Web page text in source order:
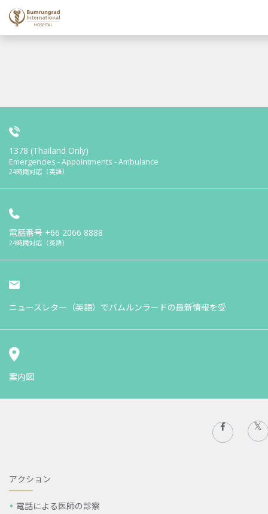
1378 (Thailand Only)
Emergencies - Appointments - Ambulance
24時間対応（英語）
電話番号 +66 2066 8888
24時間対応（英語）
ニュースレター（英語）でバムルンラードの最新情報を受
案内図
アクション
電話による医師の診察